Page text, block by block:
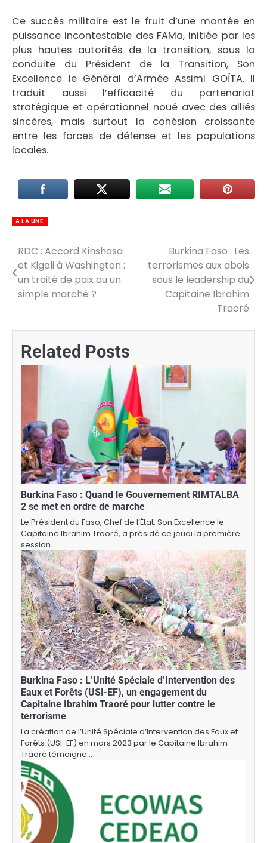
Ce succès militaire est le fruit d’une montée en
puissance incontestable des FAMa, initiée par les
plus hautes autorités de la transition, sous la
conduite du Président de la Transition, Son
Excellence le Général d’Armée Assimi GOÏTA. Il
traduit aussi l’efficacité du partenariat
stratégique et opérationnel noué avec des alliés
sincères, mais surtout la cohésion croissante
entre les forces de défense et les populations
locales.
A LA UNE
Navigation
de
l’article
RDC : Accord Kinshasa
et Kigali à Washington :
un traité de paix ou un
simple marché ?
Burkina Faso : Les
terrorismes aux abois
sous le leadership du
Capitaine Ibrahim
Traoré
Related Posts
Burkina Faso : Quand le Gouvernement RIMTALBA
2 se met en ordre de marche
Le Président du Faso, Chef de l’État, Son Excellence le
Capitaine Ibrahim Traoré, a présidé ce jeudi la première
session…
Burkina Faso : L’Unité Spéciale d’Intervention des
Eaux et Forêts (USI-EF), un engagement du
Capitaine Ibrahim Traoré pour lutter contre le
terrorisme
La création de l’Unité Spéciale d’Intervention des Eaux et
Forêts (USI-EF) en mars 2023 par le Capitaine Ibrahim
Traoré témoigne…